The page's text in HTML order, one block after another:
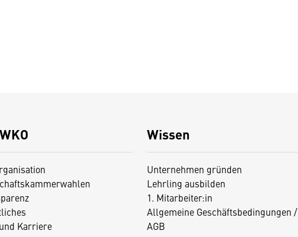
Karriere
Wissen
Unternehmen gründen
Lehrling ausbilden
1. Mitarbeiter:in
Allgemeine Geschäftsbedingungen /
AGB